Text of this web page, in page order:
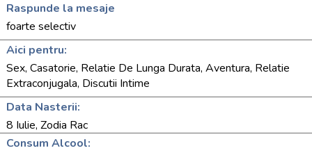
Raspunde la mesaje
foarte selectiv
Aici pentru:
Sex, Casatorie, Relatie De Lunga Durata, Aventura, Relatie
Extraconjugala, Discutii Intime
Data Nasterii:
8 Iulie, Zodia Rac
Consum Alcool: